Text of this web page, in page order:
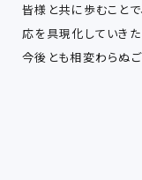
皆様と共に歩むこと
応を具現化していきた
今後とも相変わらぬご